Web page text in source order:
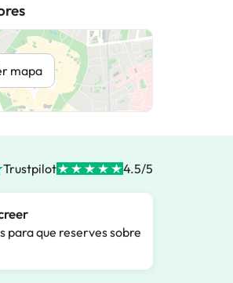
mapa
Trustpilot 4.5/5
para que reserves sobre